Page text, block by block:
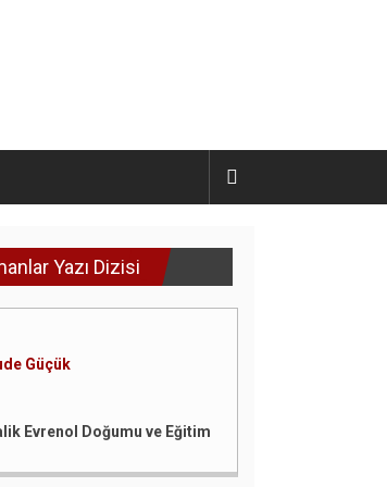
Yazı Dizisi
Güçük
Evrenol Doğumu ve Eğitim